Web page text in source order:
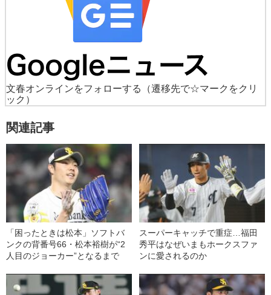
文春オンラインをフォローする
（遷移先で☆マークをクリ
ック）
関連記事
「困ったときは松本」ソフトバ
ンクの背番号66・松本裕樹が“2
人目のジョーカー”となるまで
スーパーキャッチで重症…福田
秀平はなぜいまもホークスファ
ンに愛されるのか